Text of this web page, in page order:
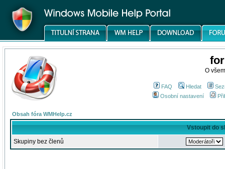
O
FAQ Hledat
Osobní nastavení
Obsah fóra WMHelp.cz
Vstoupit do
Skupiny bez členů